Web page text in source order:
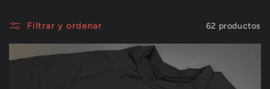
l
e
Filtrar y ordenar 62 productos